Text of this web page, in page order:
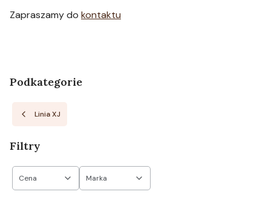
Zapraszamy do kontaktu
Podkategorie
Linia XJ
Filtry
Cena Marka